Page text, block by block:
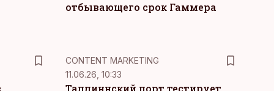
отбывающего срок Гаммера
KM
CONTENT MARKETING
11.06.26, 10:33
Таллиннский порт тестирует